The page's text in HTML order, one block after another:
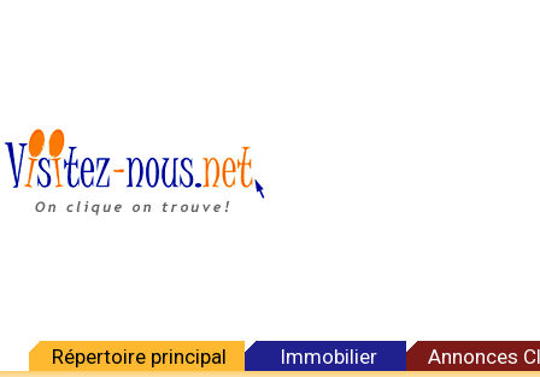
Répertoire principal Immobilier Annonces